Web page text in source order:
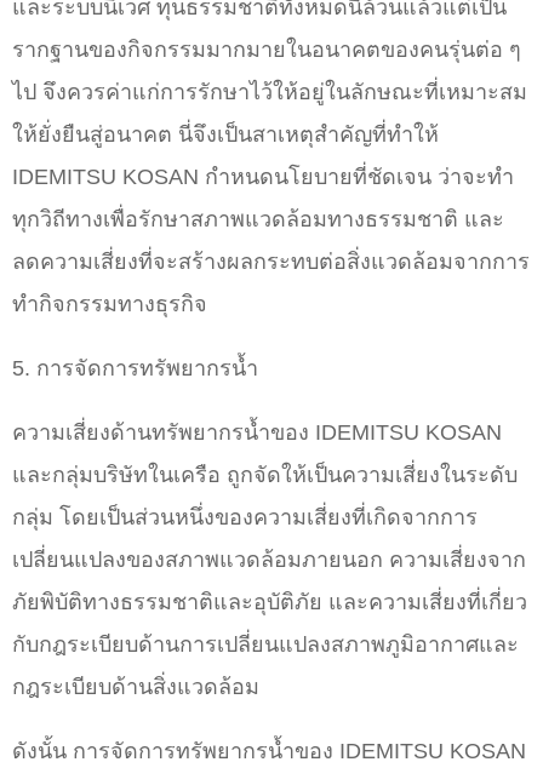
และระบบนิเวศ ทุนธรรมชาติทั้งหมดนี้ล้วนแล้วแต่เป็น
รากฐานของกิจกรรมมากมายในอนาคตของคนรุ่นต่อ ๆ
ไป จึงควรค่าแก่การรักษาไว้ให้อยู่ในลักษณะที่เหมาะสม
ให้ยั่งยืนสู่อนาคต นี่จึงเป็นสาเหตุสำคัญที่ทำให้
IDEMITSU KOSAN กำหนดนโยบายที่ชัดเจน ว่าจะทำ
ทุกวิถีทางเพื่อรักษาสภาพแวดล้อมทางธรรมชาติ และ
ลดความเสี่ยงที่จะสร้างผลกระทบต่อสิ่งแวดล้อมจากการ
ทำกิจกรรมทางธุรกิจ
5. การจัดการทรัพยากรน้ำ
ความเสี่ยงด้านทรัพยากรน้ำของ IDEMITSU KOSAN
และกลุ่มบริษัทในเครือ ถูกจัดให้เป็นความเสี่ยงในระดับ
กลุ่ม โดยเป็นส่วนหนึ่งของความเสี่ยงที่เกิดจากการ
เปลี่ยนแปลงของสภาพแวดล้อมภายนอก ความเสี่ยงจาก
ภัยพิบัติทางธรรมชาติและอุบัติภัย และความเสี่ยงที่เกี่ยว
กับกฎระเบียบด้านการเปลี่ยนแปลงสภาพภูมิอากาศและ
กฎระเบียบด้านสิ่งแวดล้อม
ดังนั้น การจัดการทรัพยากรน้ำของ IDEMITSU KOSAN